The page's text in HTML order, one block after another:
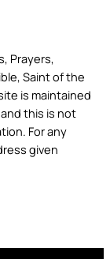
Prayers,
Saint of the
is maintained
this is not
For any
given